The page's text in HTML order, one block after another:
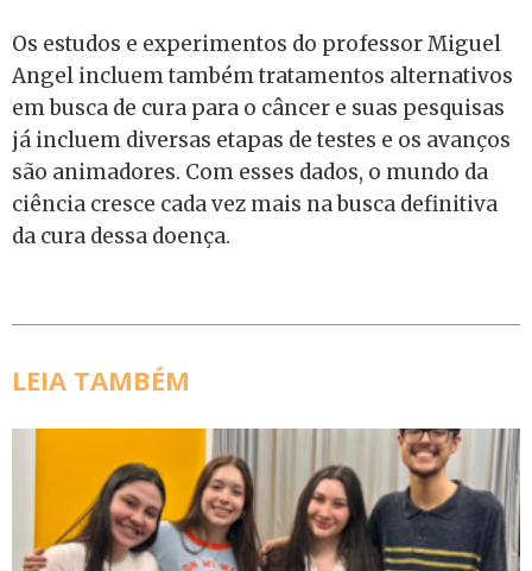
Os estudos e experimentos do professor Miguel
Angel incluem também tratamentos alternativos
em busca de cura para o câncer e suas pesquisas
já incluem diversas etapas de testes e os avanços
são animadores. Com esses dados, o mundo da
ciência cresce cada vez mais na busca definitiva
da cura dessa doença.
LEIA TAMBÉM